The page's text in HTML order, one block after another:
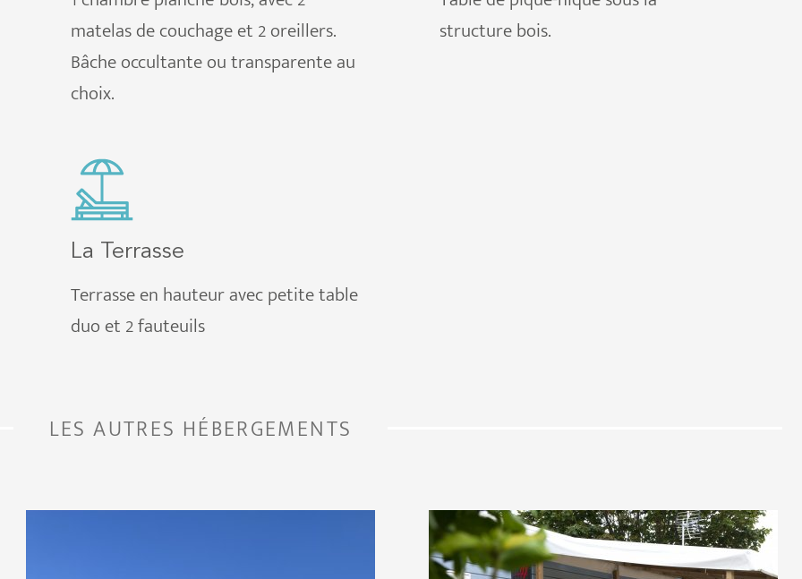
matelas de couchage et 2 oreillers.
Bâche occultante ou transparente au
choix.
structure bois.
La Terrasse
Terrasse en hauteur avec petite table
duo et 2 fauteuils
LES AUTRES HÉBERGEMENTS